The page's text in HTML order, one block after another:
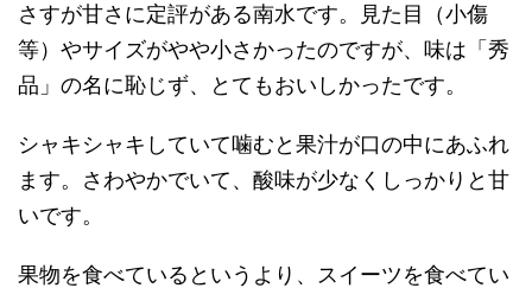
さすが甘さに定評がある南水です。見た目（小傷
等）やサイズがやや小さかったのですが、味は「秀
品」の名に恥じず、とてもおいしかったです。
シャキシャキしていて噛むと果汁が口の中にあふれ
ます。さわやかでいて、酸味が少なくしっかりと甘
いです。
果物を食べているというより、スイーツを食べてい